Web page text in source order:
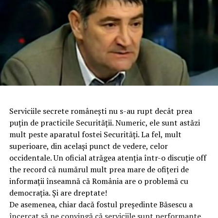
Serviciile secrete româneşti nu s-au rupt decât prea
puţin de practicile Securităţii. Numeric, ele sunt astăzi
mult peste aparatul fostei Securităţi. La fel, mult
superioare, din acelaşi punct de vedere, celor
occidentale. Un oficial atrăgea atenţia într-o discuţie off
the record că numărul mult prea mare de ofiţeri de
informaţii înseamnă că România are o problemă cu
democraţia. Şi are dreptate!
De asemenea, chiar dacă fostul preşedinte Băsescu a